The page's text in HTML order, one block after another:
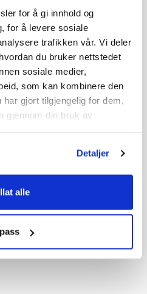
for å gi innhold og
for å levere sosiale
trafikken vår. Vi deler
du bruker nettstedet
sosiale medier,
som kan kombinere den
gjort tilgjengelig for dem,
gjennom din bruk av
Detaljer
alle